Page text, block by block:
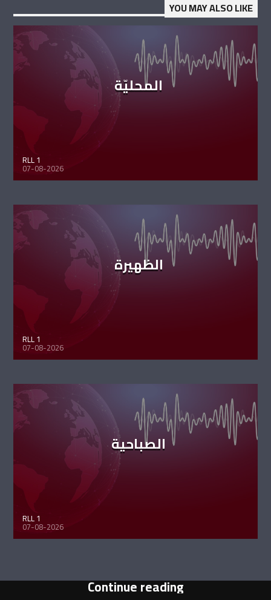
YOU MAY ALSO LIKE
المحليّة
RLL 1
07-08-2026
الظهيرة
RLL 1
07-08-2026
الصباحية
RLL 1
07-08-2026
Continue reading